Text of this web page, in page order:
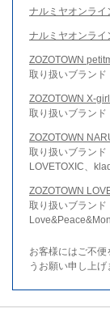
ナルミヤオンラ
ナルミヤオンライ
ZOZOTOWN
取り扱いブラン
ZOZOTOWN X-
取り扱いブラン
ZOZOTOWN
取り扱いブランド
LOVETOXIC、
ZOZOTOWN
取り扱いブランド
お客様にはご不
うお願い申し上げ